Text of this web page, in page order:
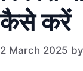
कैसे करें
2 March 2025 by